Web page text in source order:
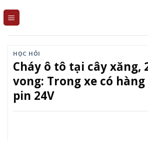
HỌC HỎI
Cháy ô tô tại cây
vong: Trong xe có
pin 24V